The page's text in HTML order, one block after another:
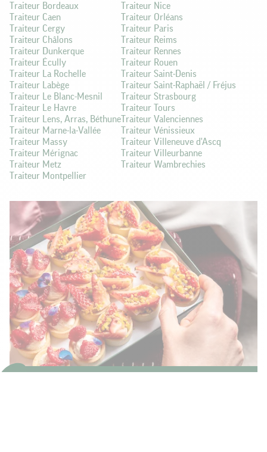
Traiteur Bordeaux
Traiteur Caen
Traiteur Cergy
Traiteur Châlons
Traiteur Dunkerque
Traiteur Écully
Traiteur La Rochelle
Traiteur Labège
Traiteur Le Blanc-Mesnil
Traiteur Le Havre
Traiteur Lens, Arras, Béthune
Traiteur Marne-la-Vallée
Traiteur Massy
Traiteur Mérignac
Traiteur Metz
Traiteur Montpellier
Traiteur Nice
Traiteur Orléans
Traiteur Paris
Traiteur Reims
Traiteur Rennes
Traiteur Rouen
Traiteur Saint-Denis
Traiteur Saint-Raphaël / Fréjus
Traiteur Strasbourg
Traiteur Tours
Traiteur Valenciennes
Traiteur Vénissieux
Traiteur Villeneuve d'Ascq
Traiteur Villeurbanne
Traiteur Wambrechies